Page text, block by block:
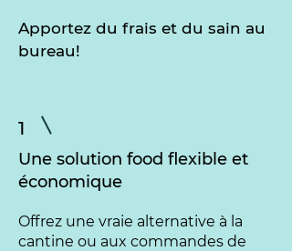
Apportez du frais et du sain au
bureau!
1
Une solution food flexible et
économique
Offrez une vraie alternative à la
cantine ou aux commandes de